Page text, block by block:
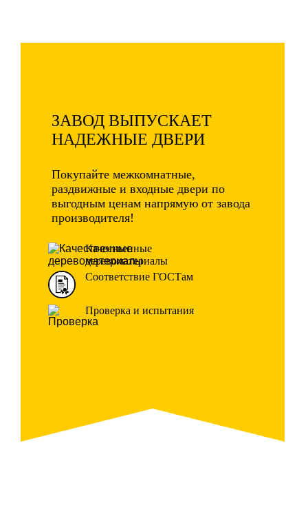
ЗАВОД ВЫПУСКАЕТ
НАДЕЖНЫЕ ДВЕРИ
Покупайте межкомнатные,
раздвижные и входные двери по
выгодным ценам напрямую от завода
производителя!
Качественные
деревоматериалы
Соответствие ГОСТам
Проверка и испытания